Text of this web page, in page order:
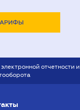
отчетности и